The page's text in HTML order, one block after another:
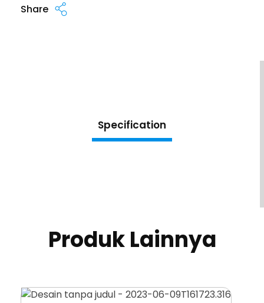
Share
Specification
Produk Lainnya